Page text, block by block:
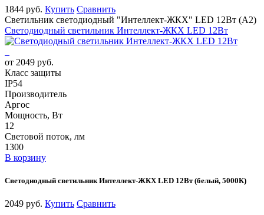
1844 руб. Купить Сравнить
Светильник светодиодный "Интеллект-ЖКХ" LED 12Вт (А2)
Светодиодный светильник Интеллект-ЖКХ LED 12Вт
от 2049 руб.
Класс защиты
IP54
Производитель
Аргос
Мощность, Вт
12
Световой поток, лм
1300
В корзину
Светодиодный светильник Интеллект-ЖКХ LED 12Вт (белый, 5000К)
2049 руб. Купить Сравнить